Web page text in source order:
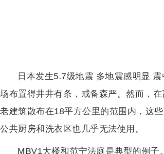
日本发生5.7级地震 多地震感明显
场布置得井井有条，戒备森严。然而，
老建筑散布在18平方公里的范围内，这
公共厨房和洗衣区也几乎无法使用。
MBV1大楼和范宁法庭是典型的例子